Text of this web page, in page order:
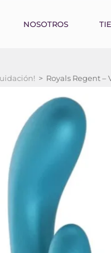
NOSOTROS
> Royals Regent –